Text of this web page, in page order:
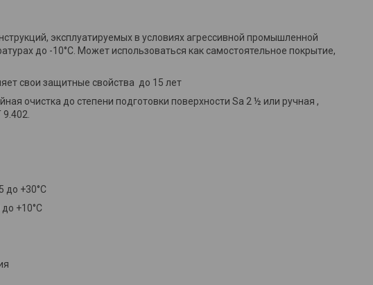
эксплуатируемых в условиях агрессивной промышленной
до -10°С. Может использоваться как самостоятельное покрытие,
свои защитные свойства до 15 лет
очистка до степени подготовки поверхности Sa 2 ½ или ручная ,
до +30°С
объему